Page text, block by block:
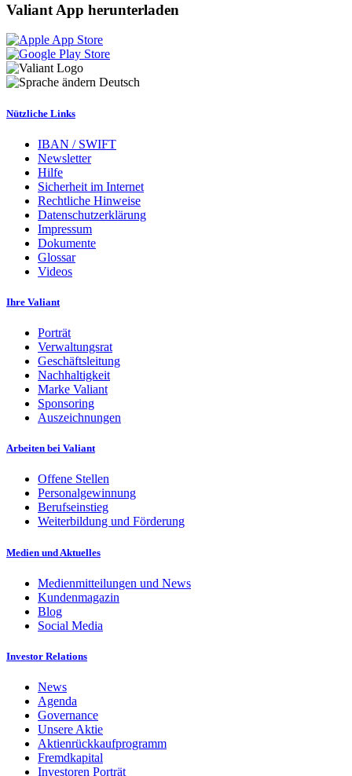
Valiant App herunterladen
Deutsch
Nützliche Links
IBAN / SWIFT
Newsletter
Hilfe
Sicherheit im Internet
Rechtliche Hinweise
Datenschutzerklärung
Impressum
Dokumente
Glossar
Videos
Ihre Valiant
Porträt
Verwaltungsrat
Geschäftsleitung
Nachhaltigkeit
Marke Valiant
Sponsoring
Auszeichnungen
Arbeiten bei Valiant
Offene Stellen
Personalgewinnung
Berufseinstieg
Weiterbildung und Förderung
Medien und Aktuelles
Medienmitteilungen und News
Kundenmagazin
Blog
Social Media
Investor Relations
News
Agenda
Governance
Unsere Aktie
Aktienrückkaufprogramm
Fremdkapital
Investoren Porträt